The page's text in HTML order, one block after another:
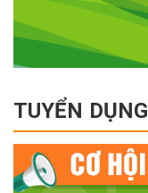
TUYỂN DỤNG